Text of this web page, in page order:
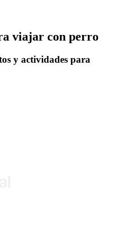
viajar con perro
y actividades para